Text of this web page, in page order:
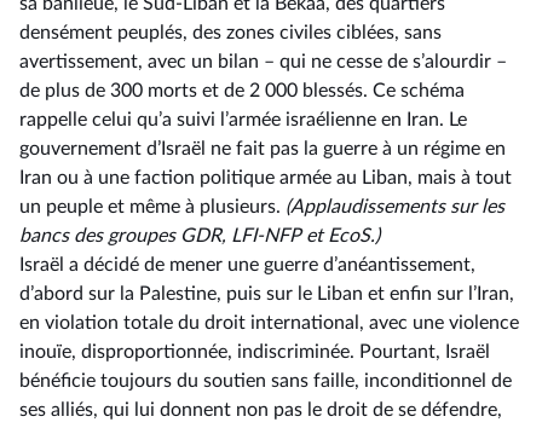
densément peuplés, des zones civiles ciblées, sans
avertissement, avec un bilan –⁠ qui ne cesse de s’alourdir –
de plus de 300 morts et de 2 000 blessés. Ce schéma
rappelle celui qu’a suivi l’armée israélienne en Iran. Le
gouvernement d’Israël ne fait pas la guerre à un régime en
Iran ou à une faction politique armée au Liban, mais à tout
un peuple et même à plusieurs. (Applaudissements sur les
bancs des groupes GDR, LFI-NFP et EcoS.)
Israël a décidé de mener une guerre d’anéantissement,
d’abord sur la Palestine, puis sur le Liban et enfin sur l’Iran,
en violation totale du droit international, avec une violence
inouïe, disproportionnée, indiscriminée. Pourtant, Israël
bénéficie toujours du soutien sans faille, inconditionnel de
ses alliés, qui lui donnent non pas le droit de se défendre,